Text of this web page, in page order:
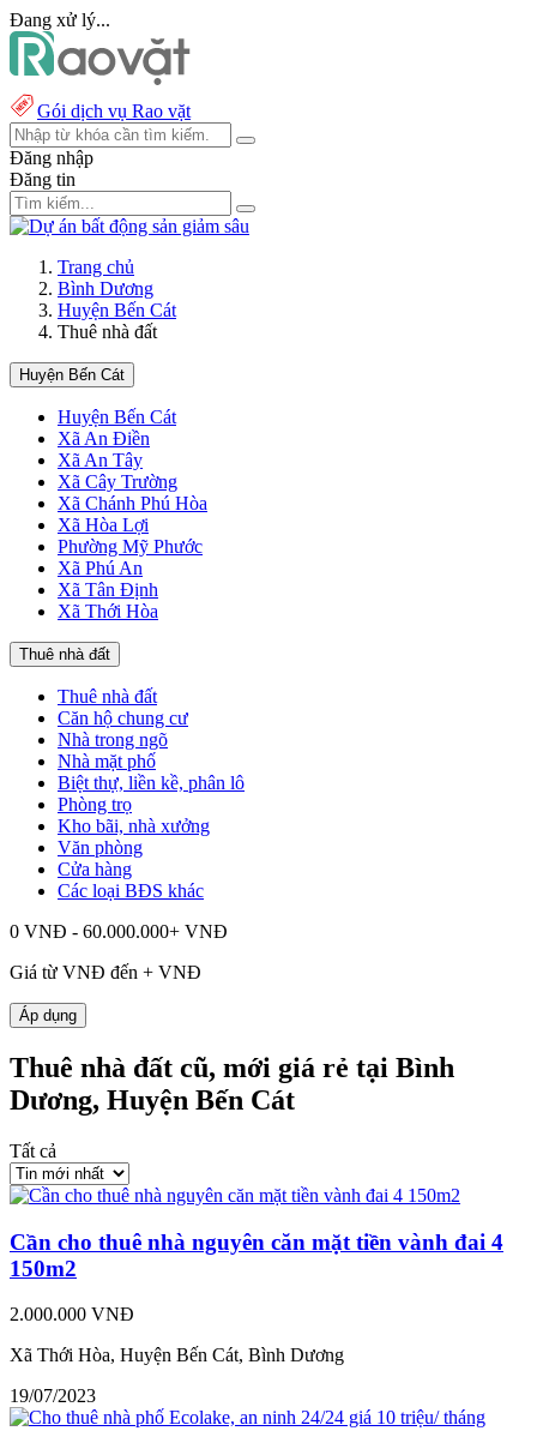
Đang xử lý...
Gói dịch vụ Rao vặt
Đăng nhập
Đăng tin
Trang chủ
Bình Dương
Huyện Bến Cát
Thuê nhà đất
Huyện Bến Cát
Huyện Bến Cát
Xã An Điền
Xã An Tây
Xã Cây Trường
Xã Chánh Phú Hòa
Xã Hòa Lợi
Phường Mỹ Phước
Xã Phú An
Xã Tân Định
Xã Thới Hòa
Thuê nhà đất
Thuê nhà đất
Căn hộ chung cư
Nhà trong ngõ
Nhà mặt phố
Biệt thự, liền kề, phân lô
Phòng trọ
Kho bãi, nhà xưởng
Văn phòng
Cửa hàng
Các loại BĐS khác
0 VNĐ - 60.000.000+ VNĐ
Giá từ VNĐ đến + VNĐ
Áp dụng
Thuê nhà đất cũ, mới giá rẻ tại Bình
Dương, Huyện Bến Cát
Tất cả
Cần cho thuê nhà nguyên căn mặt tiền vành đai 4
150m2
2.000.000 VNĐ
Xã Thới Hòa, Huyện Bến Cát, Bình Dương
19/07/2023